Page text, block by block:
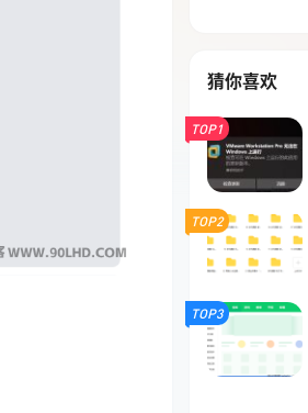
猜你喜欢
TOP1
TOP2
TOP3